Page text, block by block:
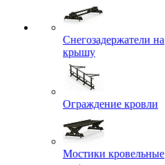
Снегозадержатели на
крышу
Ограждение кровли
Мостики кровельные